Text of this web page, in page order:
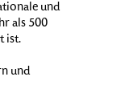
und
als 500
ist.
und